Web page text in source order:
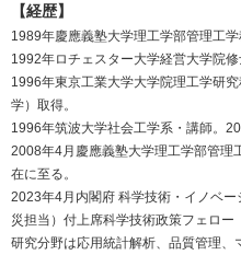
【経歴】
1989年慶應義塾大学理工学部管理工学
1992年ロチェスター大学経営大学院修
1996年東京工業大学大学院理工学研
学）取得。
1996年筑波大学社会工学系・講師。
2008年4月慶應義塾大学理工学部管理
在に至る。
2023年4月内閣府 科学技術・イノベ
災担当）付上席科学技術政策フェロー
研究分野は応用統計解析、品質管理、